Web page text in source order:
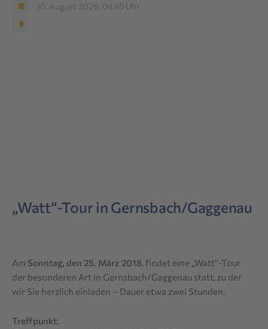
10. August 2026, 04:45 Uhr
„Watt“-Tour in Gernsbach/Gaggenau
Am Sonntag, den 25. März 2018, findet eine „Watt“-Tour
der besonderen Art in Gernsbach/Gaggenau statt, zu der
wir Sie herzlich einladen – Dauer etwa zwei Stunden.
Treffpunkt: